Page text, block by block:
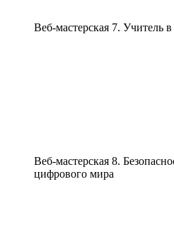
Веб-мастерская 7. Учитель
Веб-мастерская 8.
цифрового мира